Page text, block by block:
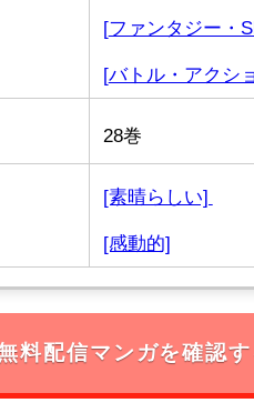
[ファンタジー・
[バトル・アクシ
28巻
[素晴らしい]
[感動的]
料配信マンガを確認